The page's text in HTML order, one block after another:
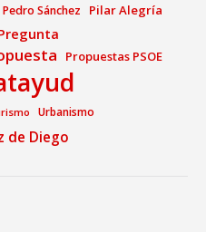
Pedro Sánchez Pilar Alegría
Propuestas PSOE
Urbanismo
de Diego